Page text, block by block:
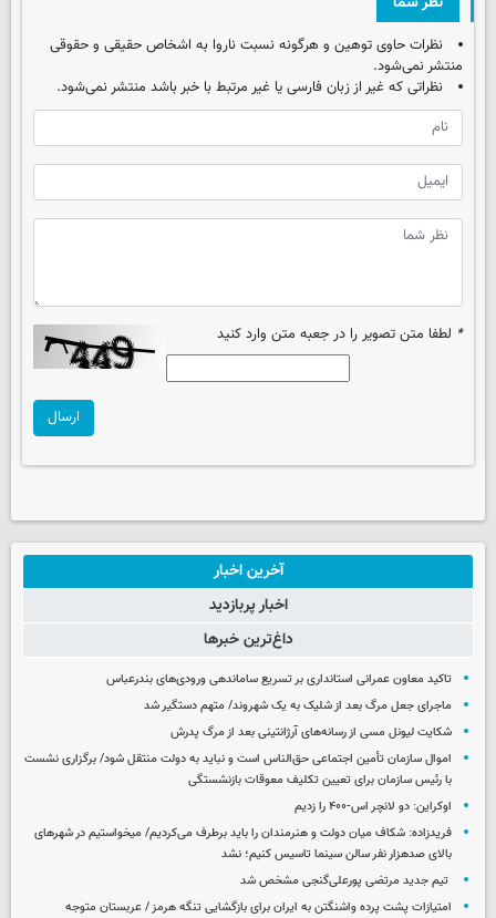
نظرات حاوی توهین و هرگونه نسبت ناروا به اشخاص حقیقی و حقوقی
منتشر نمی‌شود.
نظراتی که غیر از زبان فارسی یا غیر مرتبط با خبر باشد منتشر نمی‌شود.
* لطفا متن تصویر را در جعبه متن وارد کنید
ارسال
آخرین اخبار
اخبار پربازدید
داغ‌ترین خبرها
تاکید معاون عمرانی استانداری بر تسریع ساماندهی ورودی‌های بندرعباس
ماجرای جعل مرگ بعد از شلیک به یک شهروند/ متهم دستگیر شد
شکایت لیونل مسی از رسانه‌های آرژانتینی بعد از مرگ پدرش
اموال سازمان تأمین اجتماعی حق‌الناس است و نباید به دولت منتقل شود/ برگزاری نشست
با رئیس سازمان برای تعیین تکلیف معوقات بازنشستگی
اوکراین: دو لانچر اس-۴۰۰ را زدیم
فریدزاده: شکاف میان دولت و هنرمندان را باید برطرف می‌کردیم/ میخواستیم در شهرهای
بالای صدهزار نفر سالن سینما تاسیس کنیم؛ نشد
تیم جدید مرتضی پورعلی‌گنجی مشخص شد
امتیازات پشت پرده واشنگتن به ایران برای بازگشایی تنگه هرمز / عربستان متوجه